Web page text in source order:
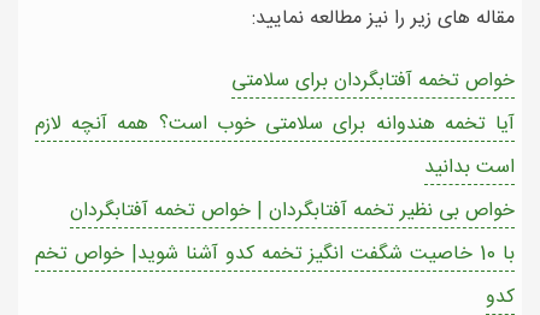
مقاله های زیر را نیز مطالعه نمایید:
خواص تخمه آفتابگردان برای سلامتی
آیا تخمه هندوانه برای سلامتی خوب است؟ همه آنچه لازم
است بدانید
خواص بی نظیر تخمه آفتابگردان | خواص تخمه آفتابگردان
با 10 خاصیت شگفت انگیز تخمه کدو آشنا شوید| خواص تخم
کدو